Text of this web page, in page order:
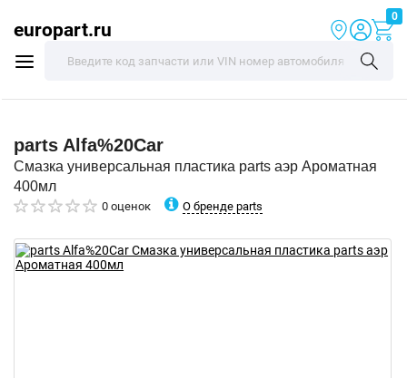
europart.ru
0
parts Alfa%20Car
Смазка универсальная пластика parts аэр Ароматная
400мл
0 оценок О бренде parts